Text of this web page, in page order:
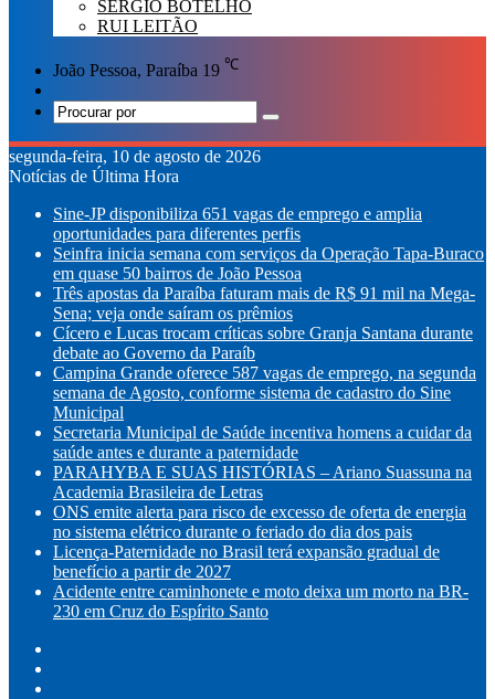
SÉRGIO BOTELHO
RUI LEITÃO
João Pessoa, Paraíba 19 ℃
skin
Procurar
por
segunda-feira, 10 de agosto de 2026
Notícias de Última Hora
Sine-JP disponibiliza 651 vagas de emprego e amplia
oportunidades para diferentes perfis
Seinfra inicia semana com serviços da Operação Tapa-Buraco
em quase 50 bairros de João Pessoa
Três apostas da Paraíba faturam mais de R$ 91 mil na Mega-
Sena; veja onde saíram os prêmios
Cícero e Lucas trocam críticas sobre Granja Santana durante
debate ao Governo da Paraíb
Campina Grande oferece 587 vagas de emprego, na segunda
semana de Agosto, conforme sistema de cadastro do Sine
Municipal
Secretaria Municipal de Saúde incentiva homens a cuidar da
saúde antes e durante a paternidade
PARAHYBA E SUAS HISTÓRIAS – Ariano Suassuna na
Academia Brasileira de Letras
ONS emite alerta para risco de excesso de oferta de energia
no sistema elétrico durante o feriado do dia dos pais
Licença-Paternidade no Brasil terá expansão gradual de
benefício a partir de 2027
Acidente entre caminhonete e moto deixa um morto na BR-
230 em Cruz do Espírito Santo